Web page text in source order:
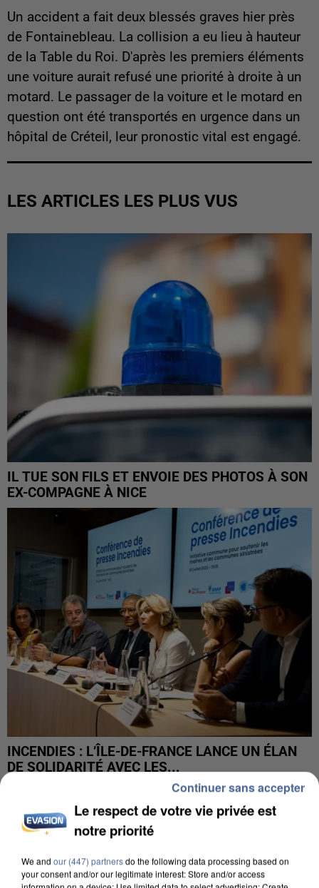
Un accident a fait deux blessés graves hier près
de Fontainebleau. La collision a eu lieu à hauteur
de la Table du Roi. D'après les premiers éléments
une voiture aurait refusé une priorité à droite à un
motard. Le passager de la voiture et le motard en
question ont été transportés en urgence dans un
hôpital de Créteil, leur pronostic vital est engagé.
LES ARTICLES LES PLUS VUS
IL TUE SON FILS ET ENVOIE DES PHOTOS À SON
EX-COMPAGNE À NICE
INCENDIES : L’ÎLE-DE-FRANCE LANCE UN ÉLAN
DE SOLIDARITÉ AVEC LES...
Le respect de votre vie privée est
notre priorité
We and our (447) partnersdo the following data processing based on
your consent and/or our legitimate interest: Store and/or access
Continuer sans accepter